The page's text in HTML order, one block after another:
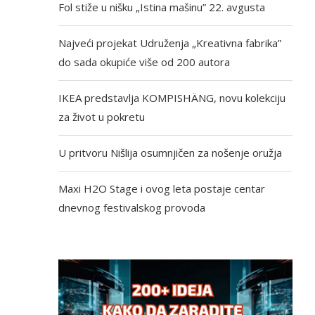
Fol stiže u nišku „Istina mašinu” 22. avgusta
Najveći projekat Udruženja „Kreativna fabrika”
do sada okupiće više od 200 autora
IKEA predstavlja KOMPISHÄNG, novu kolekciju
za život u pokretu
U pritvoru Nišlija osumnjičen za nošenje oružja
Maxi H2O Stage i ovog leta postaje centar
dnevnog festivalskog provoda